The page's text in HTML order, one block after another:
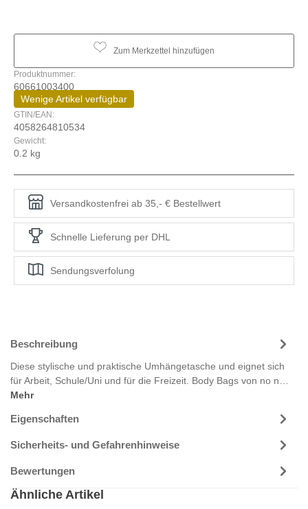
Zum Merkzettel hinzufügen
Produktnummer:
60661003400
Wenige Artikel verfügbar
GTIN/EAN:
4058264810534
Gewicht:
0.2 kg
Versandkostenfrei ab 35,- € Bestellwert
Schnelle Lieferung per DHL
Sendungsverfolung
Beschreibung
Diese stylische und praktische Umhängetasche und eignet sich
für Arbeit, Schule/Uni und für die Freizeit. Body Bags von no n…
Mehr
Eigenschaften
Sicherheits- und Gefahrenhinweise
Bewertungen
Ähnliche Artikel